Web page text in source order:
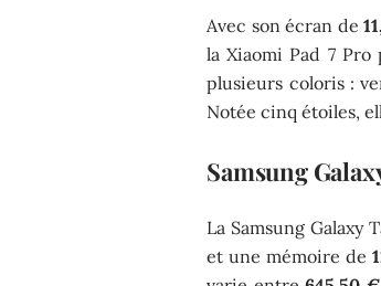
Avec son écran de
la Xiaomi Pad 7
plusieurs coloris :
Notée cinq étoiles,
Samsung
La Samsung Galaxy
et une mémoire de